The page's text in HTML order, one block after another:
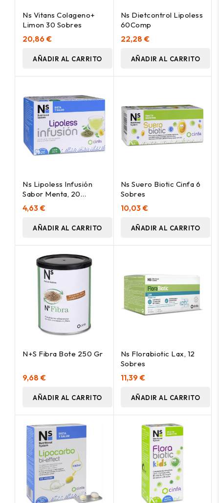
Ns Vitans Colageno+
Limon 30 Sobres
20,86 €
AÑADIR AL CARRITO
Ns Dietcontrol Lipoless
60Comp
22,28 €
AÑADIR AL CARRITO
Ns Lipoless Infusión
Sabor Menta, 20
Sobres
4,63 €
AÑADIR AL CARRITO
Ns Suero Biotic Cinfa 6
Sobres
10,03 €
AÑADIR AL CARRITO
N+S Fibra Bote 250 Gr
9,68 €
AÑADIR AL CARRITO
Ns Florabiotic Lax, 12
Sobres
11,39 €
AÑADIR AL CARRITO